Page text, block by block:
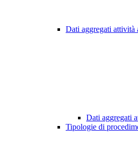
Dati aggregati attività
Dati aggregati
Tipologie di